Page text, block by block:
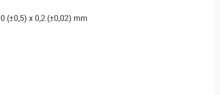
(±0,5) x 0,2 (±0,02) mm